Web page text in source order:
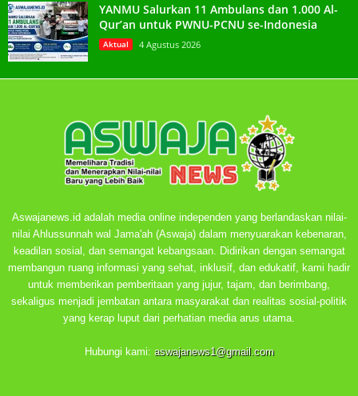
YANMU Salurkan 11 Ambulans dan 1.000 Al-
Qur’an untuk PWNU-PCNU se-Indonesia
Aktual 4 Agustus 2026
Aswajanews.id adalah media online independen yang berlandaskan nilai-
nilai Ahlussunnah wal Jama'ah (Aswaja) dalam menyuarakan kebenaran,
keadilan sosial, dan semangat kebangsaan. Didirikan dengan semangat
membangun ruang informasi yang sehat, inklusif, dan edukatif, kami hadir
untuk memberikan pemberitaan yang jujur, tajam, dan berimbang,
sekaligus menjadi jembatan antara masyarakat dan realitas sosial-politik
yang kerap luput dari perhatian media arus utama.
Hubungi kami: aswajanews1@gmail.com